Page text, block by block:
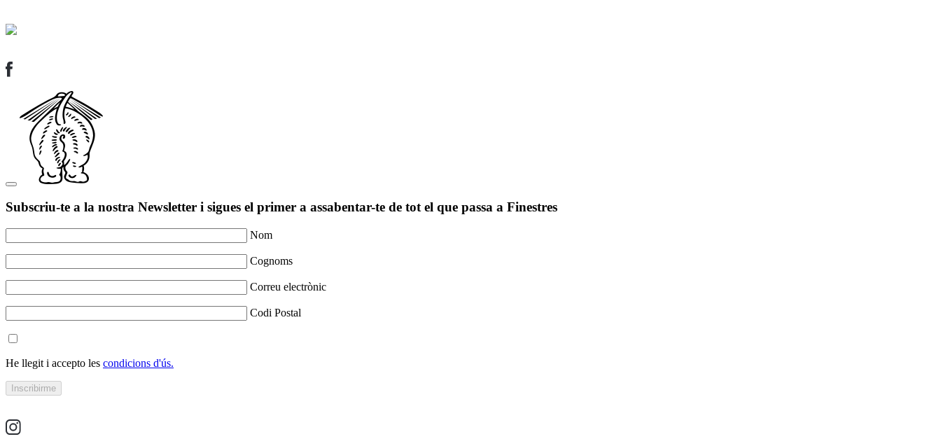
Subscriu-te a la nostra Newsletter i sigues el primer a assabentar-te de tot el que passa a Finestres
Nom
Cognoms
Correu electrònic
Codi Postal
He llegit i accepto les condicions d'ús.